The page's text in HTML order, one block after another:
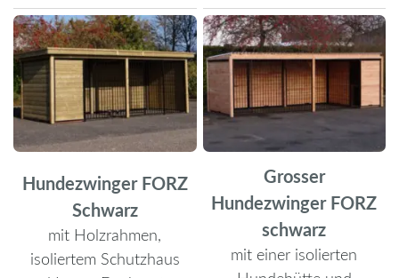
Hundezwinger FORZ
Schwarz
mit Holzrahmen,
isoliertem Schutzhaus
Grosser
Hundezwinger FORZ
schwarz
mit einer isolierten